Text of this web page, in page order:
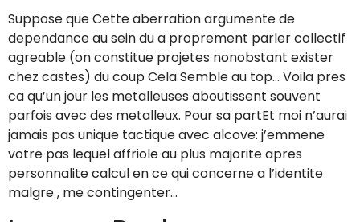
Suppose que Cette aberration argumente de
dependance au sein du a proprement parler collectif
agreable (on constitue projetes nonobstant exister
chez castes) du coup Cela Semble au top… Voila pres
ca qu’un jour les metalleuses aboutissent souvent
parfois avec des metalleux. Pour sa partEt moi n’aurai
jamais pas unique tactique avec alcove: j’emmene
votre pas lequel affriole au plus majorite apres
personnalite calcul en ce qui concerne a l’identite
malgre , me contingenter…